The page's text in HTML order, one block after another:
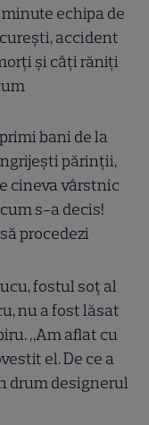
echipa de
accident
și câți răniți
bani de la
părinții,
cineva vârstnic
s-a decis!
procedezi
fostul soț al
nu a fost lăsat
„Am aflat cu
el. De ce a
drum designerul